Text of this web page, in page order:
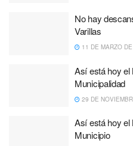
No hay
Varillas
11 DE MARZO
Así está hoy el
Municipalidad
29 DE
Así está hoy el
Municipio